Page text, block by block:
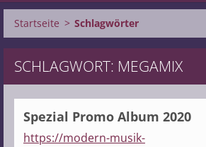
Startseite > Schlagwörter
SCHLAGWORT: MEGAMIX
Spezial Promo Album 2020
https://modern-musik-